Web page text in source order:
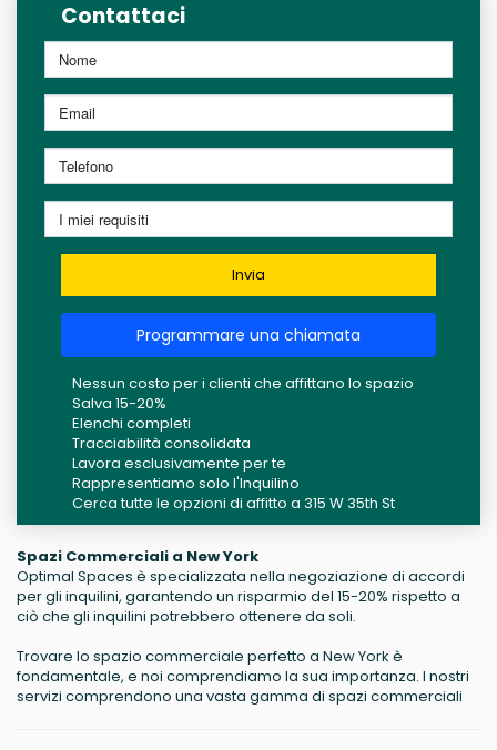
Contattaci
Invia
Programmare una chiamata
Nessun costo per i clienti che affittano lo spazio
Salva 15-20%
Elenchi completi
Tracciabilità consolidata
Lavora esclusivamente per te
Rappresentiamo solo l'Inquilino
Cerca tutte le opzioni di affitto a 315 W 35th St
Spazi Commerciali a New York
Optimal Spaces è specializzata nella negoziazione di accordi
per gli inquilini, garantendo un risparmio del 15-20% rispetto a
ciò che gli inquilini potrebbero ottenere da soli.
Trovare lo spazio commerciale perfetto a New York è
fondamentale, e noi comprendiamo la sua importanza. I nostri
servizi comprendono una vasta gamma di spazi commerciali